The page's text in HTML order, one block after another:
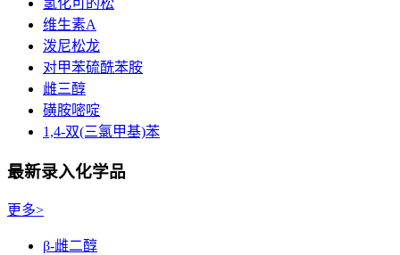
氢化可的松
维生素A
泼尼松龙
对甲苯硫酰苯胺
雌三醇
磺胺嘧啶
1,4-双(三氯甲基)苯
最新录入化学品
更多>
β-雌二醇